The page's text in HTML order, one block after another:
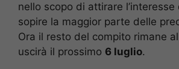
nello scopo di attirare l’interesse
sopire la maggior parte delle
Ora il resto del compito rimane
uscirà il prossimo 6 luglio.